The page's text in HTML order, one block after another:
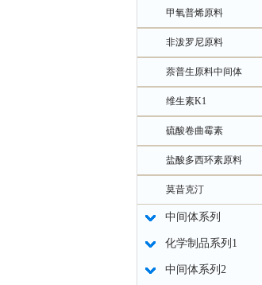
甲氧普烯原料
非泼罗尼原料
萘普生原料中间体
维生素K1
硫酸卷曲霉素
盐酸多西环素原料
莫昔克汀
中间体系列
化学制品系列1
中间体系列2